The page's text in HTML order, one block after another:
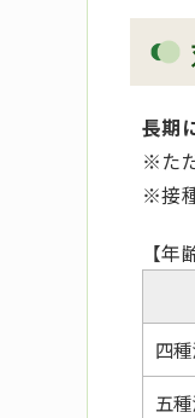
長期
※た
※接
【
四
五